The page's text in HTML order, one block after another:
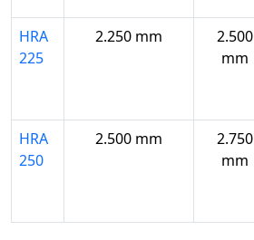
HRA
225
2.250 mm
2.500
mm
HRA
250
2.500 mm
2.750
mm